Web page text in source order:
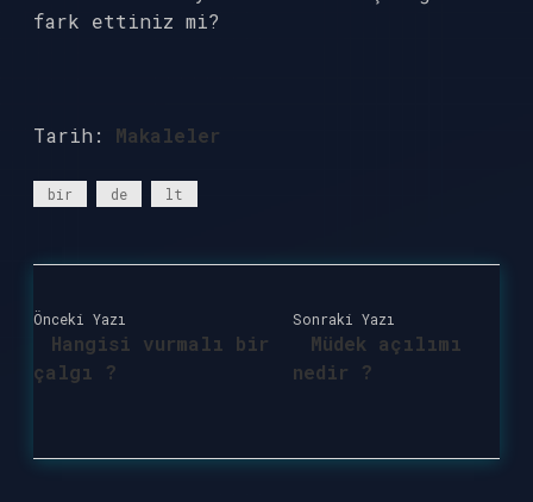
fark ettiniz mi?
Tarih: Makaleler
bir de lt
Önceki Yazı
Hangisi vurmalı bir
çalgı ?
Sonraki Yazı
Müdek açılımı
nedir ?